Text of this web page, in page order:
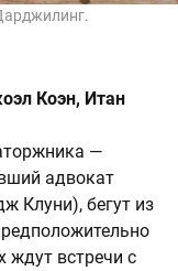
Коэн, Итан
—
адвокат
Клуни), бегут из
ждут встречи с